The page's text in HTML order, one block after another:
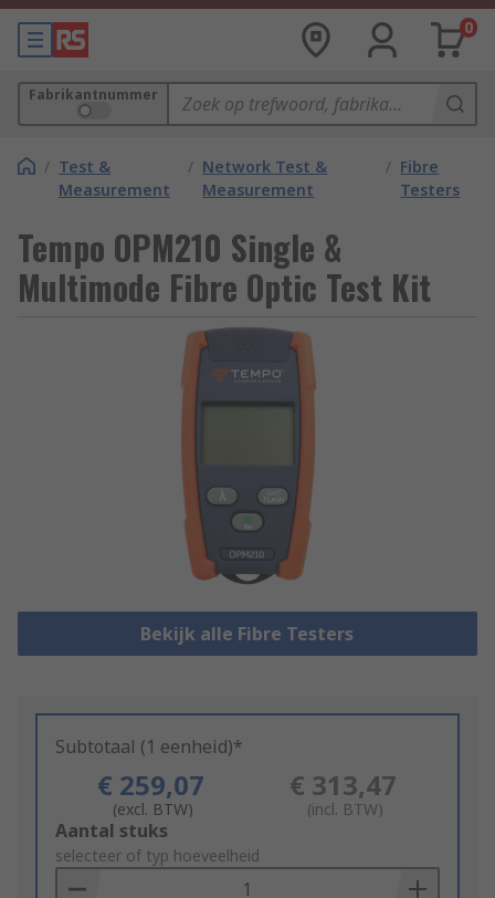
0
Fabrikantnummer
/ Test &
Measurement
/ Network Test &
Measurement
/ Fibre
Testers
Tempo OPM210 Single &
Multimode Fibre Optic Test Kit
Bekijk alle Fibre Testers
Subtotaal (1 eenheid)*
€ 259,07
(excl. BTW)
€ 313,47
(incl. BTW)
Add
to
Basket
Aantal stuks
selecteer of typ hoeveelheid